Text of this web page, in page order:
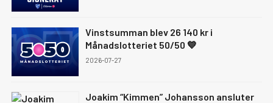
Vinstsumman blev 26 140 kr i
Månadslotteriet 50/50 💙
2026-07-27
Joakim “Kimmen” Johansson ansluter